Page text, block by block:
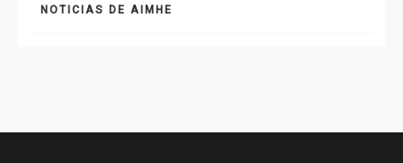
NOTICIAS DE AIMHE